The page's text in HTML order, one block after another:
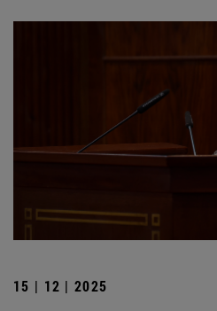
15 | 12 | 2025